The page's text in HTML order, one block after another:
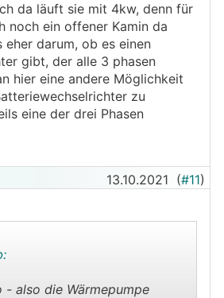
da läuft sie mit 4kw, denn für
noch ein offener Kamin da
darum, ob es einen
gibt, der alle 3 phasen
hier eine andere Möglichkeit
zu
eine der drei Phasen
13.10.2021 (#11)
- also die Wärmepumpe